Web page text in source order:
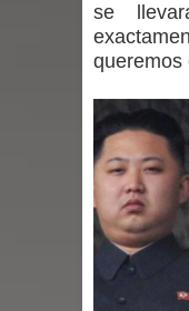
Talca
se
queremos